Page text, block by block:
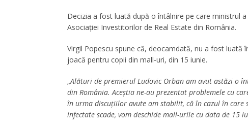
Decizia a fost luată după o întâlnire pe care ministrul
Asociației Investitorilor de Real Estate din România.
Virgil Popescu spune că, deocamdată, nu a fost luată
joacă pentru copii din mall-uri, din 15 iunie.
„Alături de premierul Ludovic Orban am avut astăzi o
din România. Aceștia ne-au prezentat problemele cu
în urma discuțiilor avute am stabilit, că în cazul în
infectate scade, vom deschide mall-urile cu data de 15